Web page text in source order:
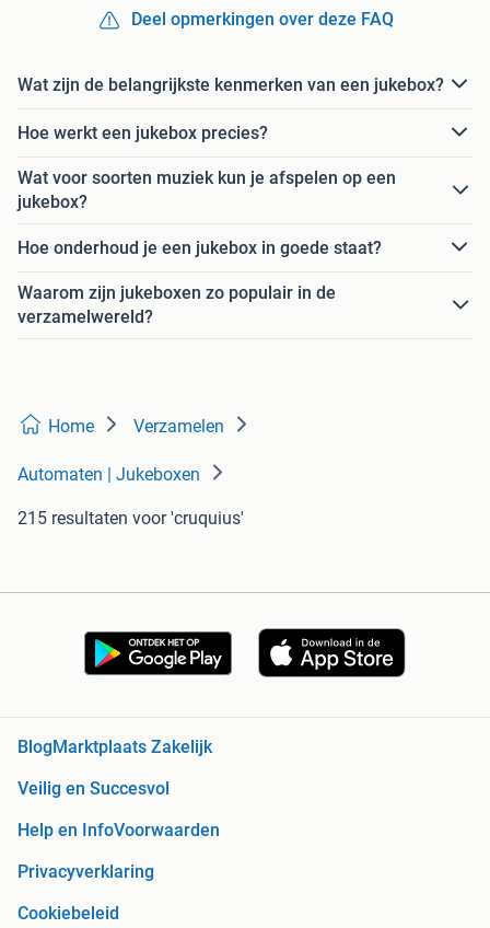
Deel opmerkingen over deze FAQ
Wat zijn de belangrijkste kenmerken van een jukebox?
Hoe werkt een jukebox precies?
Wat voor soorten muziek kun je afspelen op een
jukebox?
Hoe onderhoud je een jukebox in goede staat?
Waarom zijn jukeboxen zo populair in de
verzamelwereld?
Home Verzamelen
Automaten | Jukeboxen
215 resultaten voor 'cruquius'
Blog Marktplaats Zakelijk
Veilig en Succesvol
Help en InfoVoorwaarden
Privacyverklaring
Cookiebeleid